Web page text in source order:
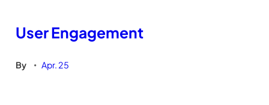
User Engagement
By • Apr. 25